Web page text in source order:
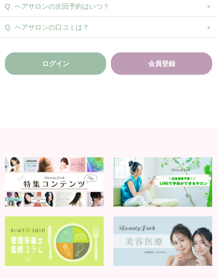
ヘアサロンの次回予約はいつ？
ヘアサロンの口コミは？
ログイン 会員登録